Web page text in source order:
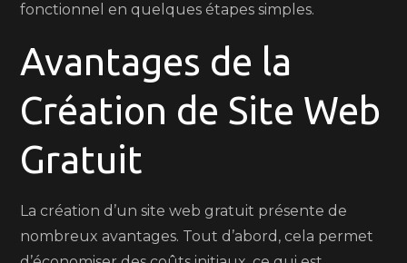
fonctionnel en quelques étapes simples.
Avantages de la
Création de Site Web
Gratuit
La création d’un site web gratuit présente de
nombreux avantages. Tout d’abord, cela permet